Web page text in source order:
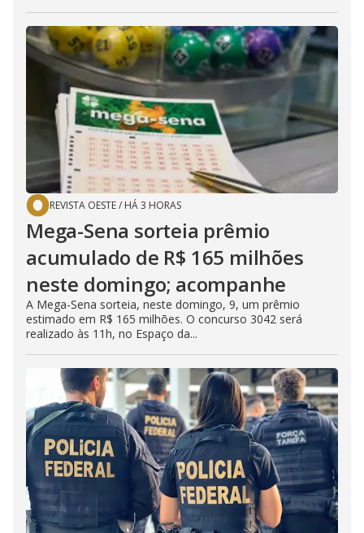
REVISTA OESTE/ HÁ 3 HORAS
Mega-Sena sorteia prêmio
acumulado de R$ 165 milhões
neste domingo; acompanhe
A Mega-Sena sorteia, neste domingo, 9, um prêmio
estimado em R$ 165 milhões. O concurso 3042 será
realizado às 11h, no Espaço da...